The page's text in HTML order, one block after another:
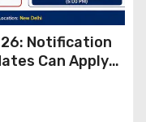
Notification
Can Apply